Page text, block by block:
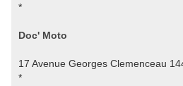
*
Doc' Moto
17 Avenue Georges Clemenceau
*